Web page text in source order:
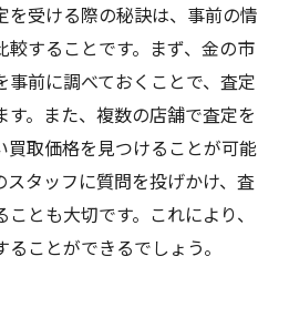
を受ける際の秘訣は、事前の情
することです。まず、金の市
前に調べておくことで、査定
。また、複数の店舗で査定を
買取価格を見つけることが可能
スタッフに質問を投げかけ、査
とも大切です。これにより、
ことができるでしょう。